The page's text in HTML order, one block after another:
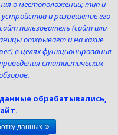
о местоположении; тип и
и разрешение его
пользователь (сайт или
открывает и на какие
в целях функционирования
статистических
обрабатывались,
данных